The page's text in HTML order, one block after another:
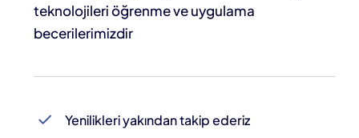
teknolojileri öğrenme ve uygulama
becerilerimizdir
Yenilikleri yakından takip ederiz